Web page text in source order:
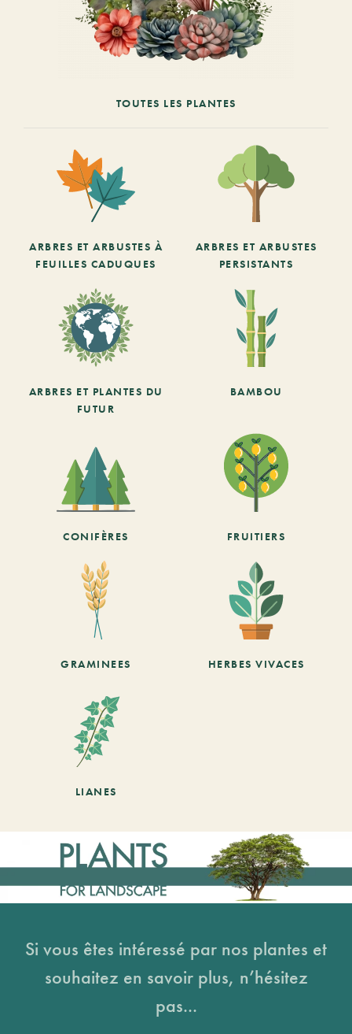
TOUTES LES PLANTES
ARBRES ET ARBUSTES À
FEUILLES CADUQUES
ARBRES ET ARBUSTES
PERSISTANTS
ARBRES ET PLANTES DU
FUTUR
BAMBOU
CONIFÈRES FRUITIERS
GRAMINEES HERBES VIVACES
LIANES
Si vous êtes intéressé par nos plantes et
souhaitez en savoir plus, n’hésitez
pas...